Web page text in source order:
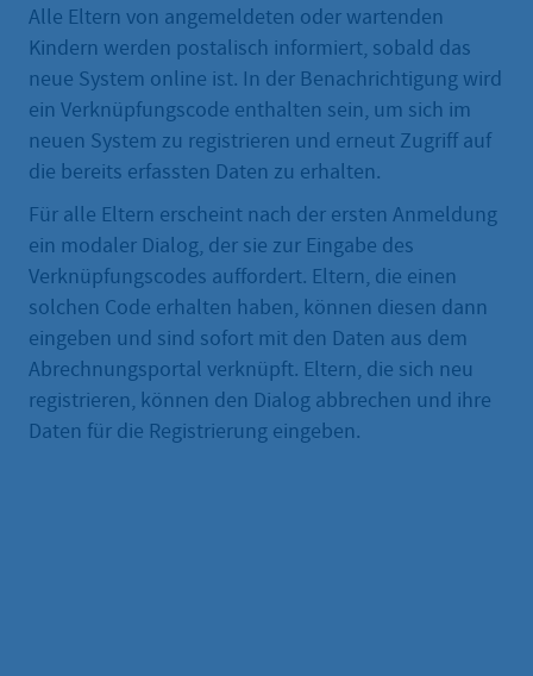
Alle Eltern von angemeldeten oder wartenden
Kindern werden postalisch informiert, sobald das
neue System online ist. In der Benachrichtigung wird
ein Verknüpfungscode enthalten sein, um sich im
neuen System zu registrieren und erneut Zugriff auf
die bereits erfassten Daten zu erhalten.
Für alle Eltern erscheint nach der ersten Anmeldung
ein modaler Dialog, der sie zur Eingabe des
Verknüpfungscodes auffordert. Eltern, die einen
solchen Code erhalten haben, können diesen dann
eingeben und sind sofort mit den Daten aus dem
Abrechnungsportal verknüpft. Eltern, die sich neu
registrieren, können den Dialog abbrechen und ihre
Daten für die Registrierung eingeben.